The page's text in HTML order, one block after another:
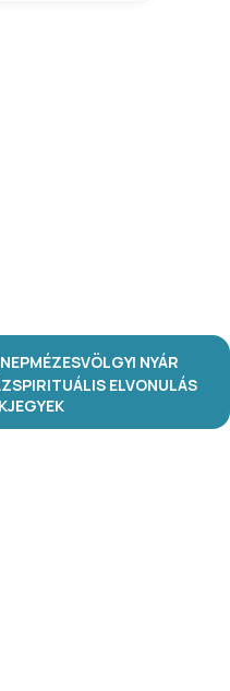
MÉZESVÖLGYI NYÁR
SPIRITUÁLIS ELVONULÁS
JEGYEK